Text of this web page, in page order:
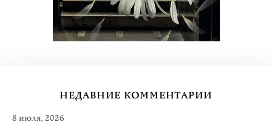
НЕДАВНИЕ КОММЕНТАРИИ
8 июля, 2026